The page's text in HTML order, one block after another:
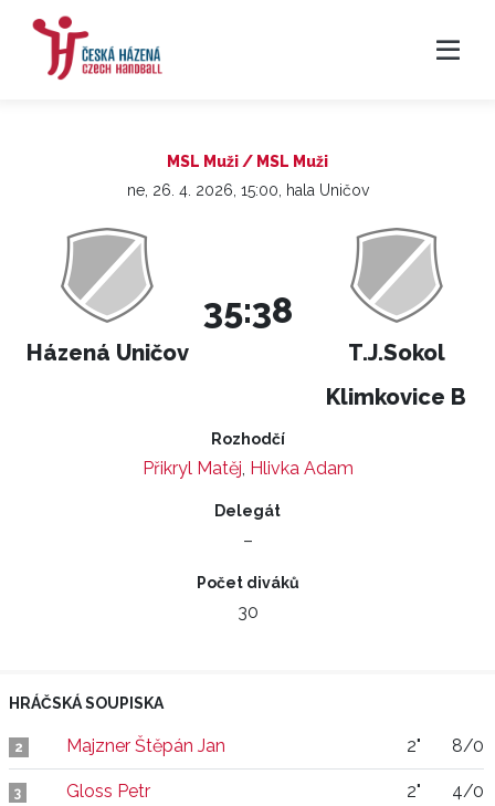
MSL Muži / MSL Muži
ne, 26. 4. 2026, 15:00, hala Uničov
Házená Uničov
35:38
T.J.Sokol
Klimkovice B
Rozhodčí
Přikryl Matěj, Hlivka Adam
Delegát
–
Počet diváků
30
HRÁČSKÁ SOUPISKA
2 Majzner Štěpán Jan 2" 8/0
3 Gloss Petr 2" 4/0